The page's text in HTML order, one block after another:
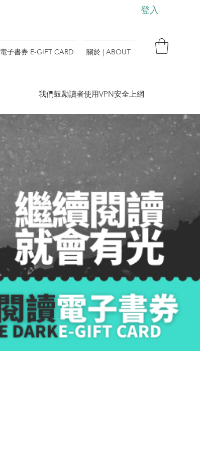
登入
電子書券 E-GIFT CARD 關於 | ABOUT
​我們鼓勵讀者使用VPN安全上網